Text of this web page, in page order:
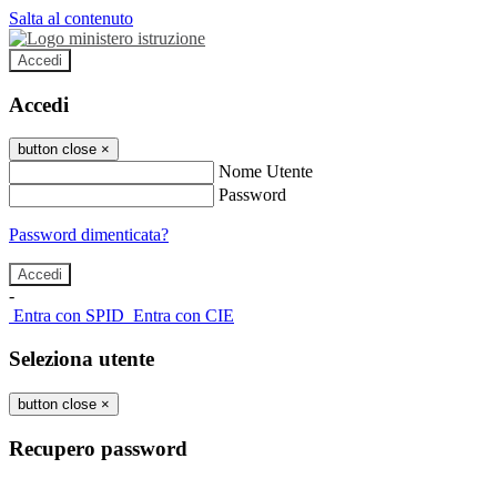
Salta al contenuto
Accedi
Accedi
button close ×
Nome Utente
Password
Password dimenticata?
-
Entra con SPID Entra con CIE
Seleziona utente
button close ×
Recupero password